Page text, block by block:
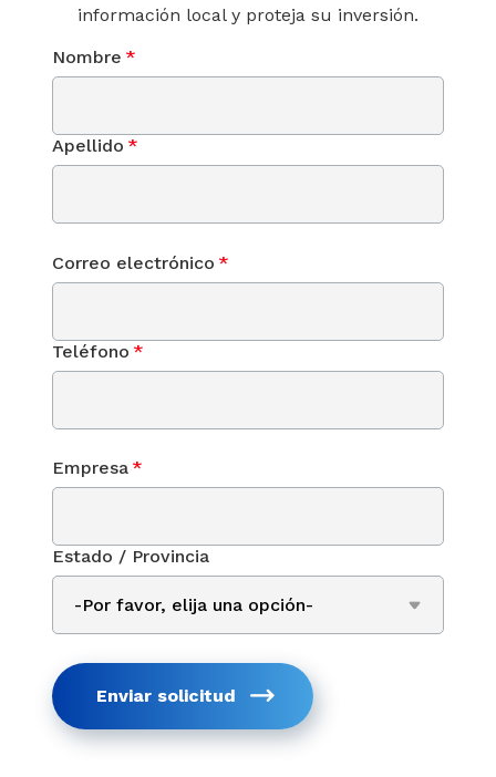
información local y proteja su inversión.
Nombre *
Apellido *
Correo electrónico *
Teléfono *
Empresa *
Estado / Provincia
Enviar solicitud